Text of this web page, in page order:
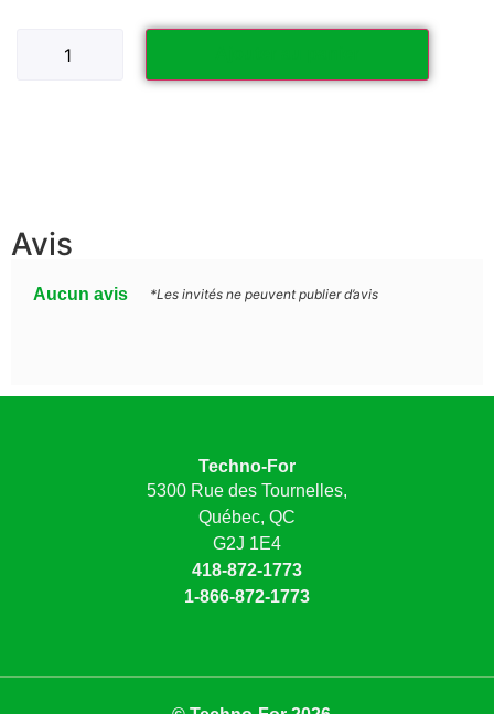
Avis
Aucun avis *Les invités ne peuvent publier d’avis
Techno-For
5300 Rue des Tournelles,
Québec, QC
G2J 1E4
418-872-1773
1-866-872-1773